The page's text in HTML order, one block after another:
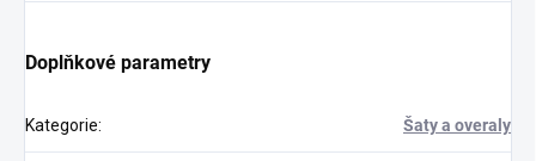
Doplňkové parametry
Kategorie: Šaty a overaly